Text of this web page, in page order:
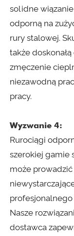
solidne
odporną na
rury stalowej.
także
zmęczenie
niezawodną
pracy.
Wyzwanie 4:
Rurociągi
szerokiej gamie
może
Nasze
dostawca